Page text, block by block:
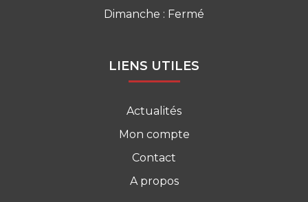
Dimanche : Fermé
LIENS UTILES
Actualités
Mon compte
Contact
A propos